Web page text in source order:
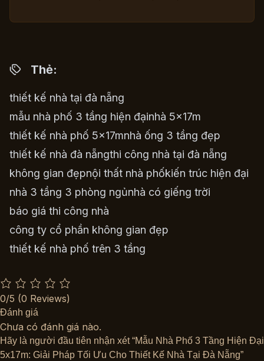
Thẻ:
thiết kế nhà tại đà nẵng
mẫu nhà phố 3 tầng hiện đạinhà 5x17m
thiết kế nhà phố 5x17mnhà ống 3 tầng đẹp
thiết kế nhà đà nẵngthi công nhà tại đà nẵng
không gian đẹpnội thất nhà phốkiến trúc hiện đại
nhà 3 tầng 3 phòng ngủnhà có giếng trời
báo giá thi công nhà
công ty cổ phần không gian đẹp
thiết kế nhà phố trên 3 tầng
0/5 (0 Reviews)
Đánh giá
Chưa có đánh giá nào.
Hãy là người đầu tiên nhận xét “Mẫu Nhà Phố 3 Tầng Hiện Đại
5x17m: Giải Pháp Tối Ưu Cho Thiết Kế Nhà Tại Đà Nẵng”